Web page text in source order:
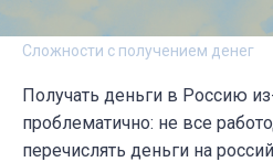
Сложности с получением денег
Получать деньги в Россию
проблематично: не все
перечислять деньги на